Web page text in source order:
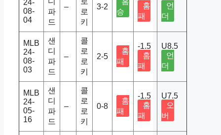
24-
08-
04
파
드
–
로
키
3-2
승
홈
패
언
더
MLB
24-
08-
03
샌
디
파
드
–
콜
로
로
키
2-5
홈
패
-1.5
홈
패
U8.5
언
더
MLB
24-
05-
16
샌
디
파
드
–
콜
로
로
키
0-8
홈
패
-1.5
홈
패
U7.5
오
버